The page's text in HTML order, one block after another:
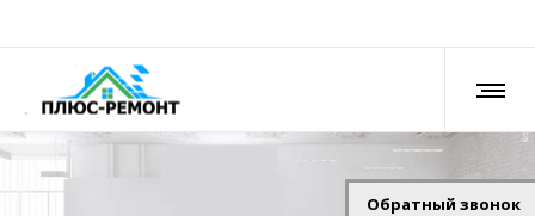
Обратный звонок